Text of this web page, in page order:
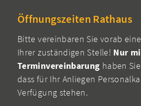
Öffnungszeiten Rathaus
Bitte vereinbaren Sie vorab
Ihrer zuständigen Stelle! Nur
Terminvereinbarung haben
dass für Ihr Anliegen
Verfügung stehen.